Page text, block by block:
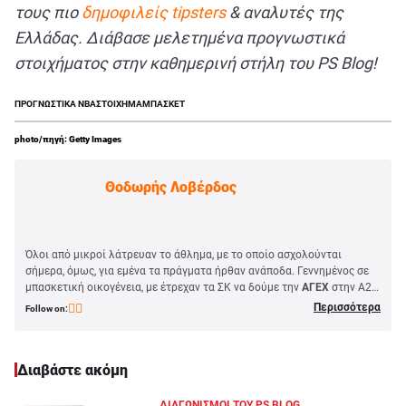
τους πιο δημοφιλείς tipsters & αναλυτές της
Ελλάδας. Διάβασε μελετημένα προγνωστικά
στοιχήματος στην καθημερινή στήλη του PS Blog!
ΠΡΟΓΝΩΣΤΙΚΑ NBAΣΤΟΙΧΗΜΑΜΠΑΣΚΕΤ
photo/πηγή: Getty Images
Θοδωρής Λοβέρδος
Όλοι από μικροί λάτρευαν το άθλημα, με το οποίο ασχολούνται
σήμερα, όμως, για εμένα τα πράγματα ήρθαν ανάποδα. Γεννημένος σε
μπασκετική οικογένεια, με έτρεχαν τα ΣΚ να δούμε την ΑΓΕΧ στην Α2.
Εγώ, όμως, ανυπομονούσα να τελειώσει ο αγώνας, για να δω «μπάλα»
μαγικό κόσμο τουNBA
παίρνει σιγά σιγά τη θέση του ποδοσφαίρου στην καρδιά μου.
Follow on: Περισσότερα
Διαβάστε ακόμη